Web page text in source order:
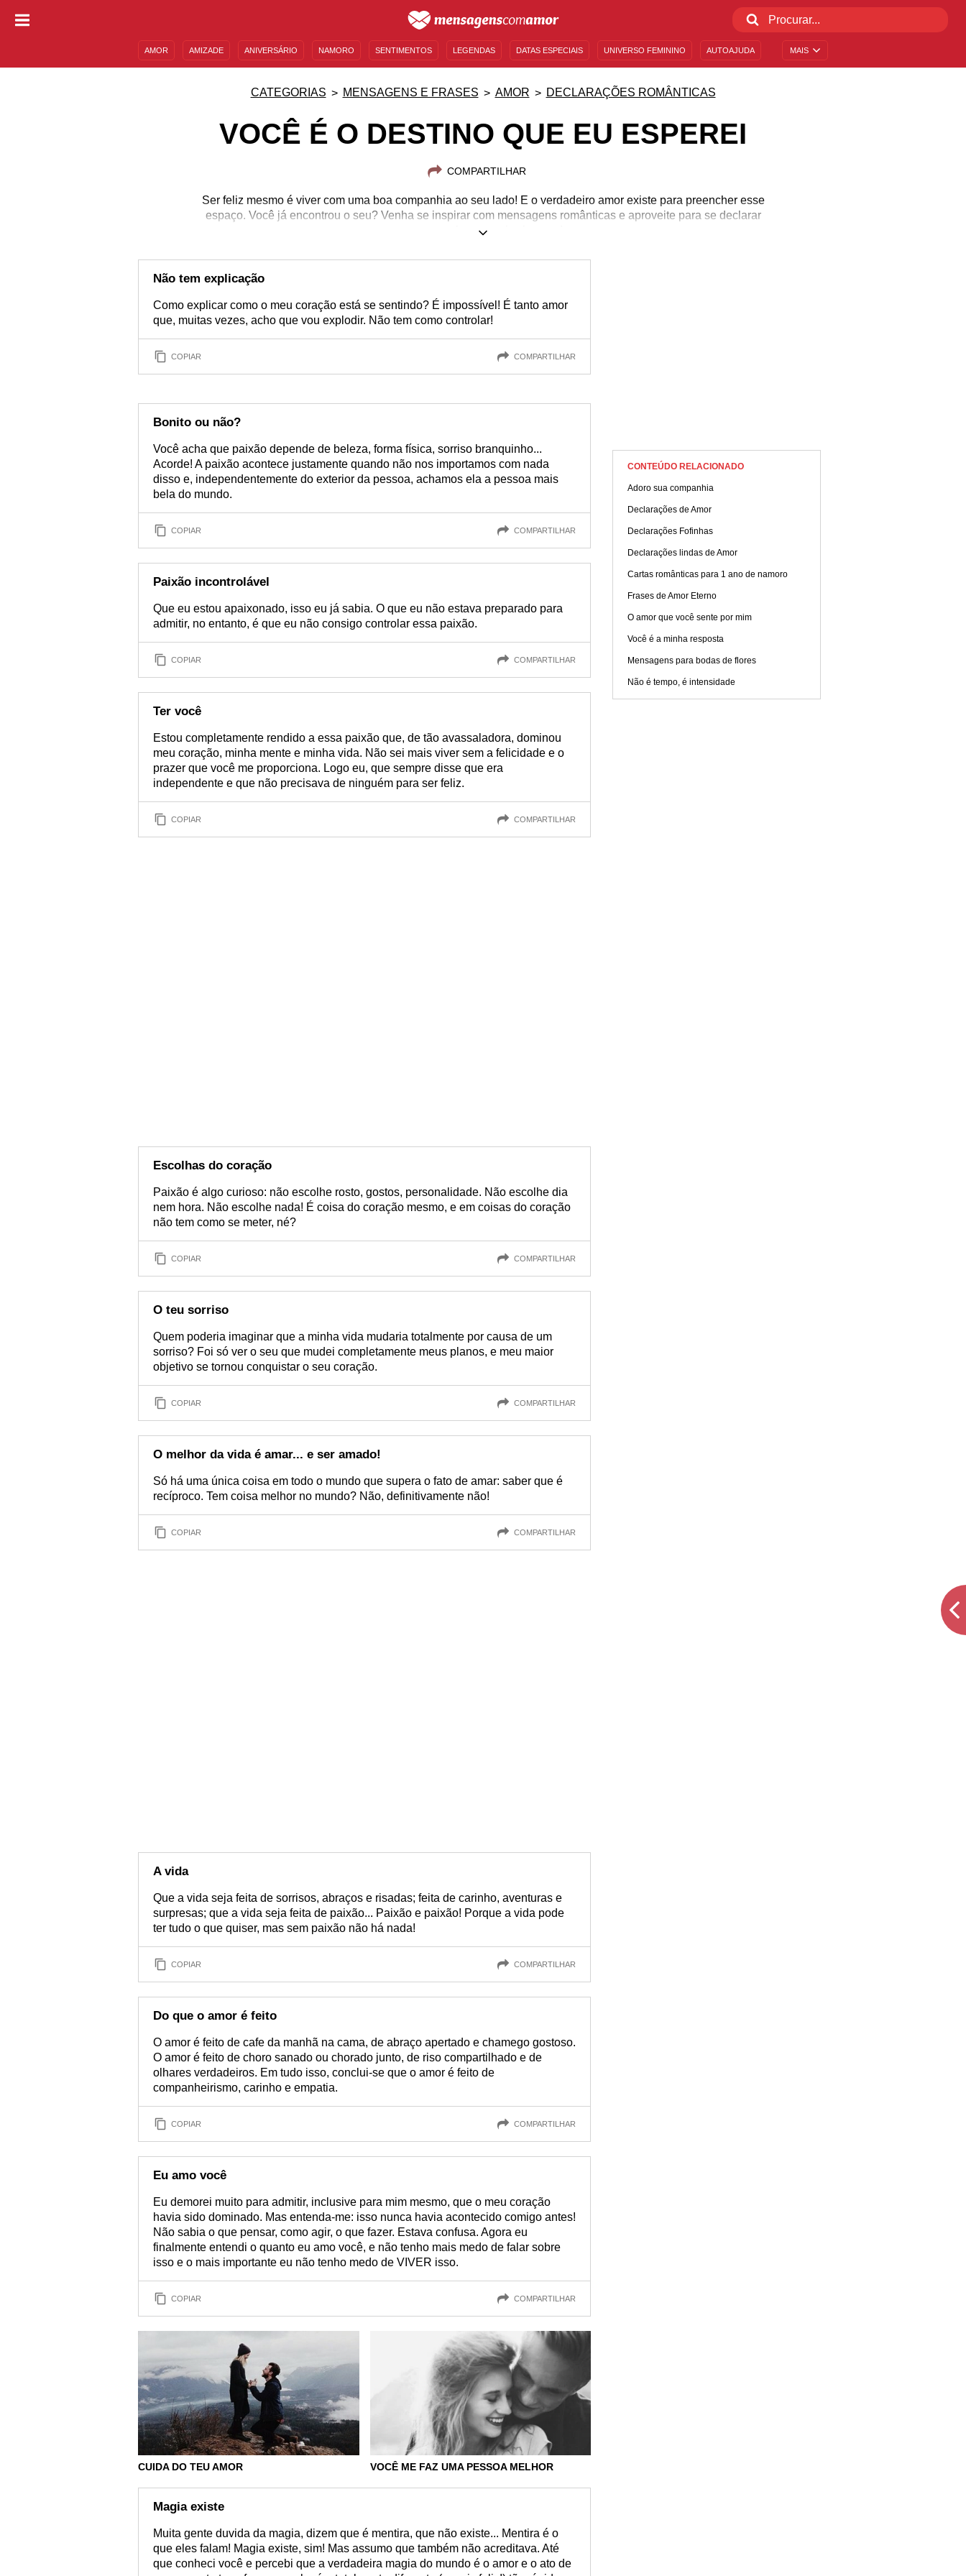
MAIS
AMOR AMIZADE ANIVERSÁRIO NAMORO SENTIMENTOS LEGENDAS DATAS ESPECIAIS UNIVERSO FEMININO AUTOAJUDA
CATEGORIAS MENSAGENS E FRASES AMOR DECLARAÇÕES ROMÂNTICAS
VOCÊ É O DESTINO QUE EU ESPEREI
COMPARTILHAR
Ser feliz mesmo é viver com uma boa companhia ao seu lado! E o verdadeiro amor existe para preencher esse
espaço. Você já encontrou o seu? Venha se inspirar com mensagens românticas e aproveite para se declarar
com as palavras mais sinceras!
Não tem explicação
Como explicar como o meu coração está se sentindo? É impossível! É tanto amor
que, muitas vezes, acho que vou explodir. Não tem como controlar!
COPIAR COMPARTILHAR
Bonito ou não?
Você acha que paixão depende de beleza, forma física, sorriso branquinho...
Acorde! A paixão acontece justamente quando não nos importamos com nada
disso e, independentemente do exterior da pessoa, achamos ela a pessoa mais
bela do mundo.
COPIAR COMPARTILHAR
Paixão incontrolável
Que eu estou apaixonado, isso eu já sabia. O que eu não estava preparado para
admitir, no entanto, é que eu não consigo controlar essa paixão.
COPIAR COMPARTILHAR
Ter você
Estou completamente rendido a essa paixão que, de tão avassaladora, dominou
meu coração, minha mente e minha vida. Não sei mais viver sem a felicidade e o
prazer que você me proporciona. Logo eu, que sempre disse que era
independente e que não precisava de ninguém para ser feliz.
COPIAR COMPARTILHAR
Escolhas do coração
Paixão é algo curioso: não escolhe rosto, gostos, personalidade. Não escolhe dia
nem hora. Não escolhe nada! É coisa do coração mesmo, e em coisas do coração
não tem como se meter, né?
COPIAR COMPARTILHAR
O teu sorriso
Quem poderia imaginar que a minha vida mudaria totalmente por causa de um
sorriso? Foi só ver o seu que mudei completamente meus planos, e meu maior
objetivo se tornou conquistar o seu coração.
COPIAR COMPARTILHAR
O melhor da vida é amar... e ser amado!
Só há uma única coisa em todo o mundo que supera o fato de amar: saber que é
recíproco. Tem coisa melhor no mundo? Não, definitivamente não!
COPIAR COMPARTILHAR
A vida
Que a vida seja feita de sorrisos, abraços e risadas; feita de carinho, aventuras e
surpresas; que a vida seja feita de paixão... Paixão e paixão! Porque a vida pode
ter tudo o que quiser, mas sem paixão não há nada!
COPIAR COMPARTILHAR
Do que o amor é feito
O amor é feito de cafe da manhã na cama, de abraço apertado e chamego gostoso.
O amor é feito de choro sanado ou chorado junto, de riso compartilhado e de
olhares verdadeiros. Em tudo isso, conclui-se que o amor é feito de
companheirismo, carinho e empatia.
COPIAR COMPARTILHAR
Eu amo você
Eu demorei muito para admitir, inclusive para mim mesmo, que o meu coração
havia sido dominado. Mas entenda-me: isso nunca havia acontecido comigo antes!
Não sabia o que pensar, como agir, o que fazer. Estava confusa. Agora eu
finalmente entendi o quanto eu amo você, e não tenho mais medo de falar sobre
isso e o mais importante eu não tenho medo de VIVER isso.
COPIAR COMPARTILHAR
CUIDA DO TEU AMOR VOCÊ ME FAZ UMA PESSOA MELHOR
Magia existe
Muita gente duvida da magia, dizem que é mentira, que não existe... Mentira é o
que eles falam! Magia existe, sim! Mas assumo que também não acreditava. Até
que conheci você e percebi que a verdadeira magia do mundo é o amor e o ato de
CONTEÚDO RELACIONADO
Adoro sua companhia
Declarações de Amor
Declarações Fofinhas
Declarações lindas de Amor
Cartas românticas para 1 ano de namoro
Frases de Amor Eterno
O amor que você sente por mim
Você é a minha resposta
Mensagens para bodas de flores
Não é tempo, é intensidade